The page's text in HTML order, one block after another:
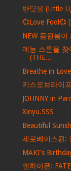
반딧불 (Little
💞Love Fool💞
NEW 믐뭔봄
예능 스톤을 찾
(THE...
Breathe in Love
키스오브라이
JOHNNY in
Xinyu.SSS
Beautiful
제로베이스원:
MAKI's
엔하이픈: